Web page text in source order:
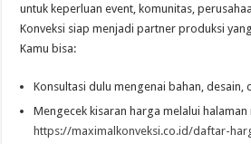
untuk keperluan event, komunitas,
Konveksi siap menjadi partner produksi
Kamu bisa:
Konsultasi dulu mengenai bahan, desain,
Mengecek kisaran harga melalui halaman
https://maximalkonveksi.co.id/daftar-